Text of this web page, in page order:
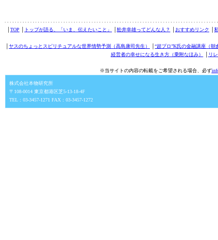
TOP トップが語る、「いま、伝えたいこと」 舩井幸雄ってどんな人？ おすすめリンク
ヤスのちょっとスピリチュアルな世界情勢予測（高島康司先生）
“超プロ”K氏の金融講座（朝
経営者の幸せになる生き方（乗附なほみ）
リ
※当サイトの内容の転載をご希望される場合、必ず
株式会社本物研究所
〒108-0014 東京都港区芝5-13-18-4F
TEL：03-3457-1271 FAX：03-3457-1272